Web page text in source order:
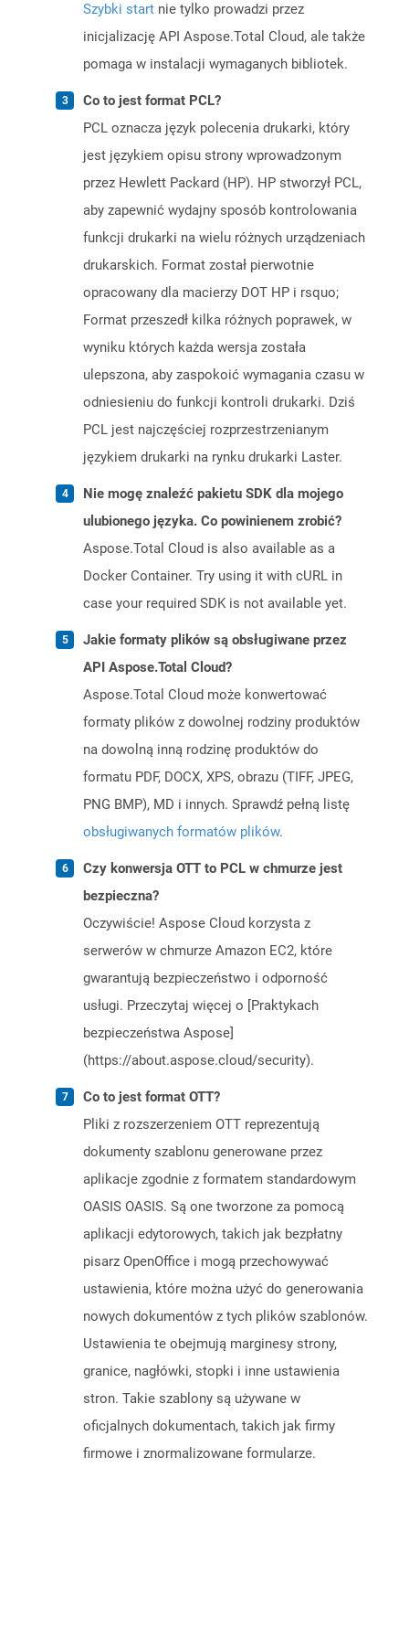
Szybki start nie tylko prowadzi przez
inicjalizację API Aspose.Total Cloud, ale także
pomaga w instalacji wymaganych bibliotek.
Co to jest format PCL?
PCL oznacza język polecenia drukarki, który
jest językiem opisu strony wprowadzonym
przez Hewlett Packard (HP). HP stworzył PCL,
aby zapewnić wydajny sposób kontrolowania
funkcji drukarki na wielu różnych urządzeniach
drukarskich. Format został pierwotnie
opracowany dla macierzy DOT HP i rsquo;
Format przeszedł kilka różnych poprawek, w
wyniku których każda wersja została
ulepszona, aby zaspokoić wymagania czasu w
odniesieniu do funkcji kontroli drukarki. Dziś
PCL jest najczęściej rozprzestrzenianym
językiem drukarki na rynku drukarki Laster.
Nie mogę znaleźć pakietu SDK dla mojego
ulubionego języka. Co powinienem zrobić?
Aspose.Total Cloud is also available as a
Docker Container. Try using it with cURL in
case your required SDK is not available yet.
Jakie formaty plików są obsługiwane przez
API Aspose.Total Cloud?
Aspose.Total Cloud może konwertować
formaty plików z dowolnej rodziny produktów
na dowolną inną rodzinę produktów do
formatu PDF, DOCX, XPS, obrazu (TIFF, JPEG,
PNG BMP), MD i innych. Sprawdź pełną listę
obsługiwanych formatów plików.
Czy konwersja OTT to PCL w chmurze jest
bezpieczna?
Oczywiście! Aspose Cloud korzysta z
serwerów w chmurze Amazon EC2, które
gwarantują bezpieczeństwo i odporność
usługi. Przeczytaj więcej o [Praktykach
bezpieczeństwa Aspose]
(https://about.aspose.cloud/security).
Co to jest format OTT?
Pliki z rozszerzeniem OTT reprezentują
dokumenty szablonu generowane przez
aplikacje zgodnie z formatem standardowym
OASIS OASIS. Są one tworzone za pomocą
aplikacji edytorowych, takich jak bezpłatny
pisarz OpenOffice i mogą przechowywać
ustawienia, które można użyć do generowania
nowych dokumentów z tych plików szablonów.
Ustawienia te obejmują marginesy strony,
granice, nagłówki, stopki i inne ustawienia
stron. Takie szablony są używane w
oficjalnych dokumentach, takich jak firmy
firmowe i znormalizowane formularze.